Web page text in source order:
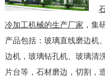
冷加工机械的生产厂家 ，集
产品包括：玻璃直线磨边机
边机，玻璃钻孔机、玻璃清
片台等，石材磨边，切割，